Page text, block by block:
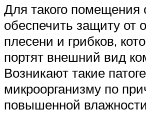
Для такого помещения
обеспечить защиту от
плесени и грибков,
портят внешний вид
Возникают такие
микроорганизму по
повышенной влажности